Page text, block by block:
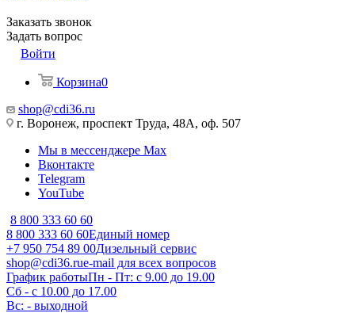
Заказать звонок
Задать вопрос
Войти
Корзина0
shop@cdi36.ru
г. Воронеж, проспект Труда, 48А, оф. 507
Мы в мессенджере Max
Вконтакте
Telegram
YouTube
8 800 333 60 60
8 800 333 60 60Единый номер
+7 950 754 89 00Дизельный сервис
shop@cdi36.rue-mail для всех вопросов
График работыПн - Пт: с 9.00 до 19.00
Сб - с 10.00 до 17.00
Вс: - выходной